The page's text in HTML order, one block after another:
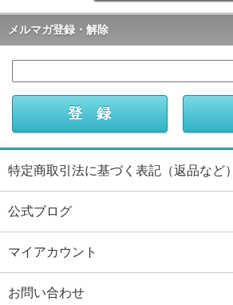
メルマガ登録・解除
特定商取引法に基づく表記（返品など）
公式ブログ
マイアカウント
お問い合わせ